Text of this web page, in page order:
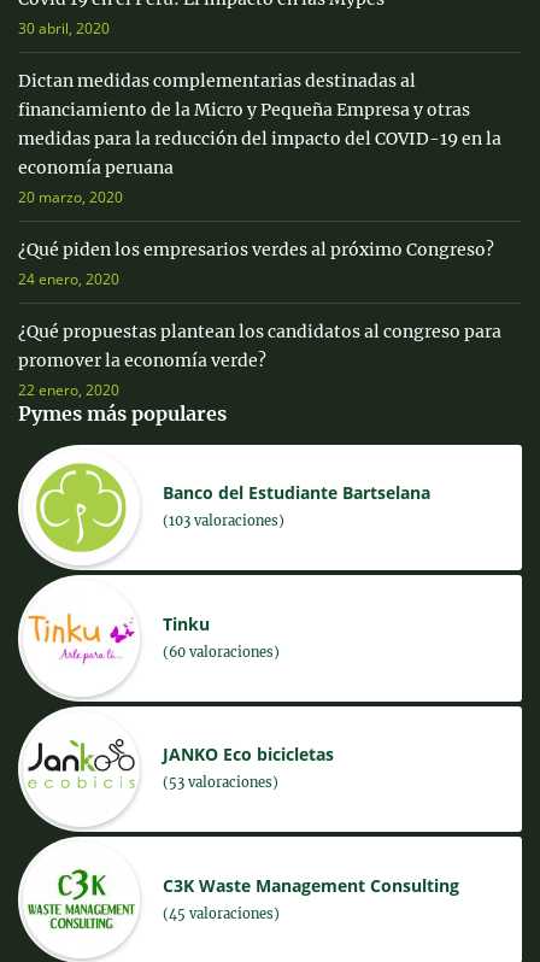
30 abril, 2020
Dictan medidas complementarias destinadas al
financiamiento de la Micro y Pequeña Empresa y otras
medidas para la reducción del impacto del COVID-19 en la
economía peruana
20 marzo, 2020
¿Qué piden los empresarios verdes al próximo Congreso?
24 enero, 2020
¿Qué propuestas plantean los candidatos al congreso para
promover la economía verde?
22 enero, 2020
Pymes más populares
Banco del Estudiante Bartselana
(103 valoraciones)
Tinku
(60 valoraciones)
JANKO Eco bicicletas
(53 valoraciones)
C3K Waste Management Consulting
(45 valoraciones)